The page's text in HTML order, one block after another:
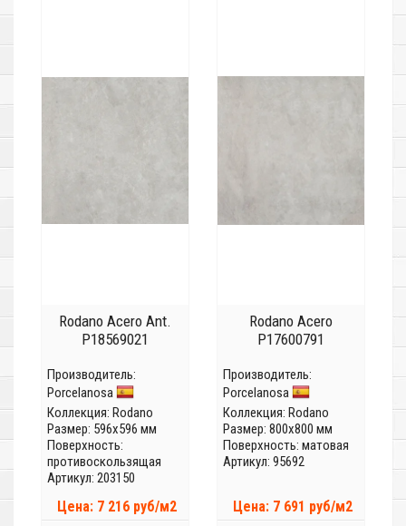
Rodano Acero Ant.
P18569021
Производитель:
Porcelanosa
Коллекция: Rodano
Размер: 596x596 мм
Поверхность:
противоскользящая
Артикул: 203150
Цена: 7 216 руб/м2
Rodano Acero
P17600791
Производитель:
Porcelanosa
Коллекция: Rodano
Размер: 800x800 мм
Поверхность: матовая
Артикул: 95692
Цена: 7 691 руб/м2